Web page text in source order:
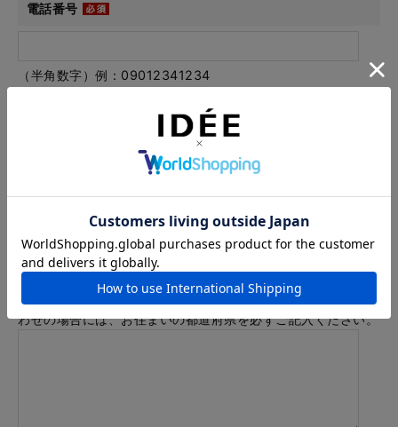
電話番号
（半角数字）例：09012341234
アドレスはご利用いただけません
内容
※商品に関するお問い合わせ、納期・お届けに関するお問い合
わせの場合には、お住まいの都道府県を必ずご記入ください。